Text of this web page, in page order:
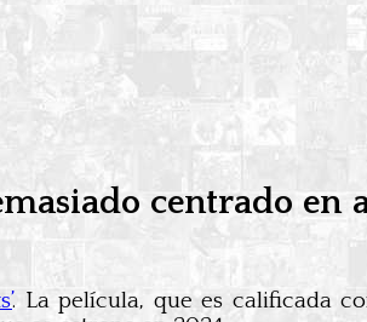
centrado en
. La película, que es calificada